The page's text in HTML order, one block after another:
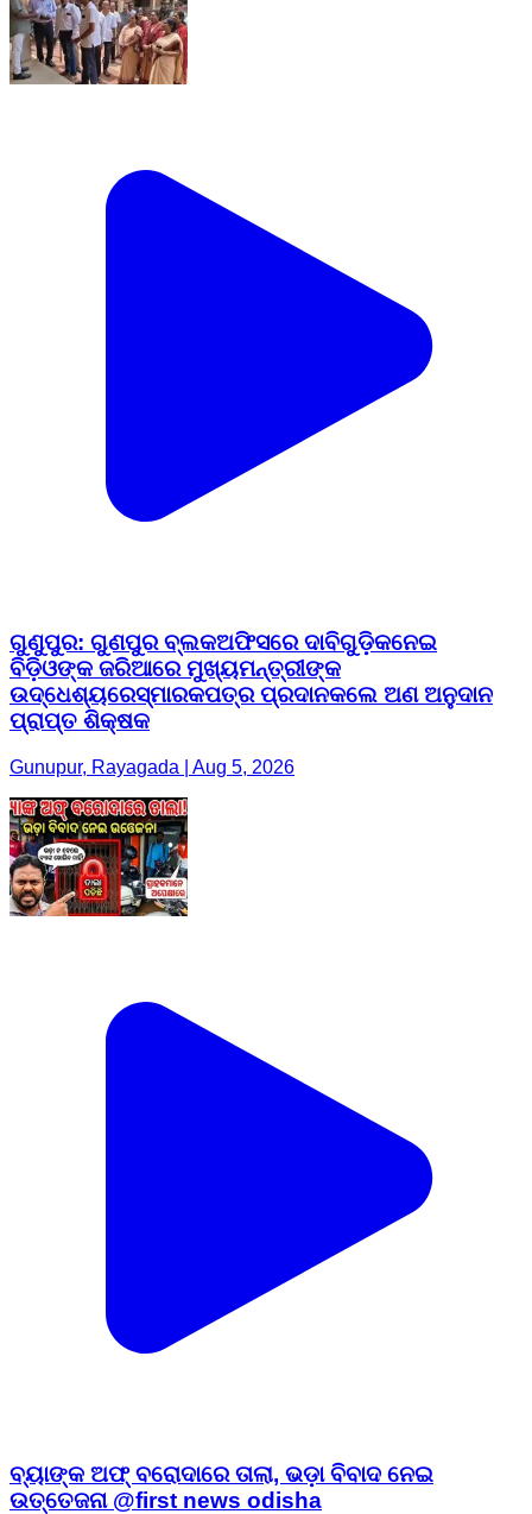
ଗୁଣୁପୁର: ଗୁଣପୁର ବ୍ଲକଅଫିସରେ ଦାବିଗୁଡ଼ିକନେଇ
ବିଡ଼ିଓଙ୍କ ଜରିଆରେ ମୁଖ୍ୟମନ୍ତ୍ରୀଙ୍କ
ଉଦ୍ଧେଶ୍ୟରେସ୍ମାରକପତ୍ର ପ୍ରଦାନକଲେ ଅଣ ଅନୁଦାନ
ପ୍ରାପ୍ତ ଶିକ୍ଷକ
Gunupur, Rayagada | Aug 5, 2026
ବ୍ୟାଙ୍କ ଅଫ୍ ବରୋଦାରେ ତାଲା, ଭଡ଼ା ବିବାଦ ନେଇ
ଉତ୍ତେଜନା @first news odisha